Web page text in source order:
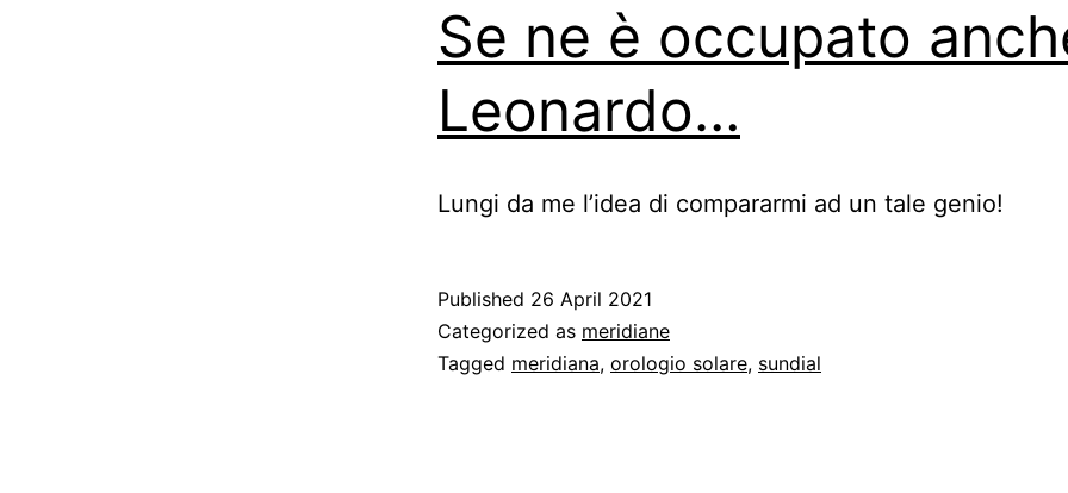
Se ne è occupato
Leonardo…
Lungi da me l’idea di compararmi ad un tale genio!
Published 26 April 2021
Categorized as meridiane
Tagged meridiana, orologio solare, sundial